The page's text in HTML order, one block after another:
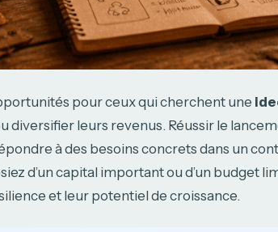
pour ceux qui cherchent une
diversifier leurs revenus. Réussir le
à des besoins concrets dans un
d’un capital important ou d’un budget
et leur potentiel de croissance.